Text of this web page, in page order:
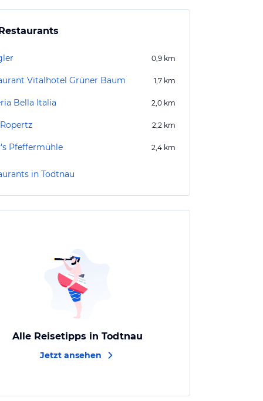
0,9 km
Vitalhotel Grüner Baum 1,7 km
Bella Italia 2,0 km
2,2 km
Pfeffermühle 2,4 km
in Todtnau
Alle Reisetipps in Todtnau
Jetzt ansehen